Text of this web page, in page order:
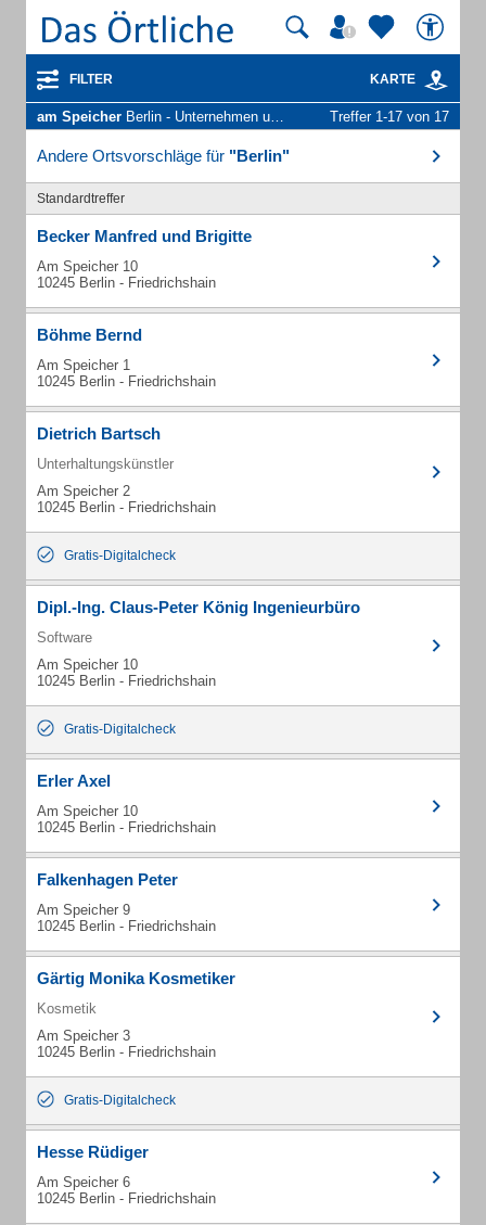
FILTER KARTE
am Speicher Berlin - Unternehmen und Personen Treffer 1-17 von 17
Andere Ortsvorschläge für "Berlin"
Standardtreffer
Becker Manfred und Brigitte
Am Speicher 10
10245 Berlin - Friedrichshain
Böhme Bernd
Am Speicher 1
10245 Berlin - Friedrichshain
Dietrich Bartsch
Unterhaltungskünstler
Am Speicher 2
10245 Berlin - Friedrichshain
Gratis-Digitalcheck
Dipl.-Ing. Claus-Peter König Ingenieurbüro
Software
Am Speicher 10
10245 Berlin - Friedrichshain
Gratis-Digitalcheck
Erler Axel
Am Speicher 10
10245 Berlin - Friedrichshain
Falkenhagen Peter
Am Speicher 9
10245 Berlin - Friedrichshain
Gärtig Monika Kosmetiker
Kosmetik
Am Speicher 3
10245 Berlin - Friedrichshain
Gratis-Digitalcheck
Hesse Rüdiger
Am Speicher 6
10245 Berlin - Friedrichshain